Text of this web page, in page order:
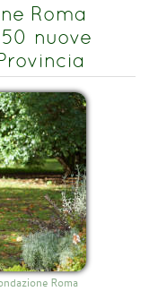
Roma
nuove
Roma